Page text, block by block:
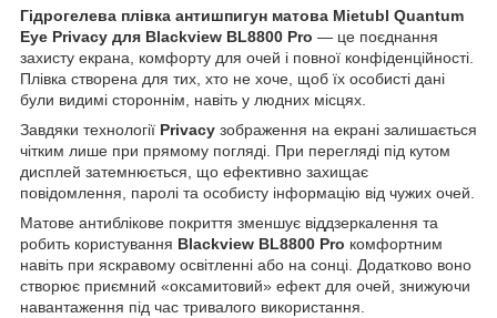
Гідрогелева плівка антишпигун матова Mietubl Quantum
Eye Privacy для Blackview BL8800 Pro — це поєднання
захисту екрана, комфорту для очей і повної конфіденційності.
Плівка створена для тих, хто не хоче, щоб їх особисті дані
були видимі стороннім, навіть у людних місцях.
Завдяки технології Privacy зображення на екрані залишається
чітким лише при прямому погляді. При перегляді під кутом
дисплей затемнюється, що ефективно захищає
повідомлення, паролі та особисту інформацію від чужих очей.
Матове антиблікове покриття зменшує віддзеркалення та
робить користування Blackview BL8800 Pro комфортним
навіть при яскравому освітленні або на сонці. Додатково воно
створює приємний «оксамитовий» ефект для очей, знижуючи
навантаження під час тривалого використання.